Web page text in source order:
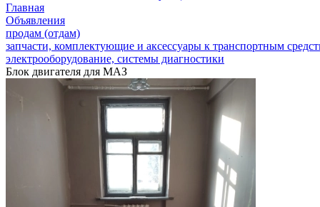
Главная
Объявления
продам (отдам)
запчасти, комплектующие и аксессуары к транспортным
электрооборудование, системы диагностики
Блок двигателя для МАЗ